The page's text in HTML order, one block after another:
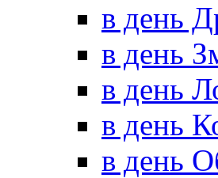
в день
в день
в день
в день
в день